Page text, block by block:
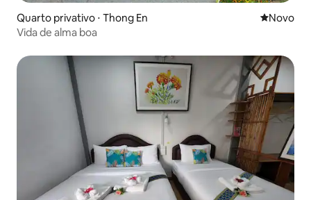
Quarto privativo ⋅ Thong En Novo
Novo
Vida de alma boa